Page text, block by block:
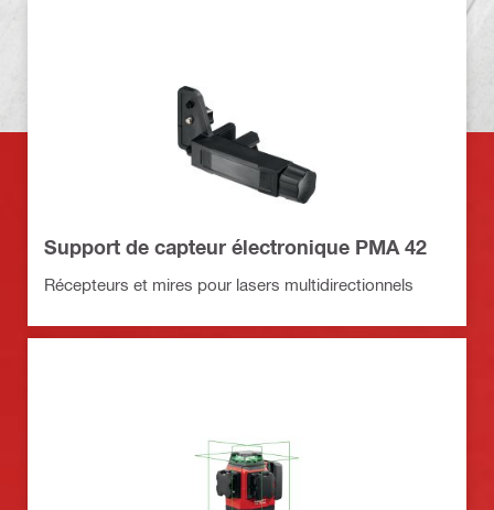
Support de capteur électronique PMA 42
Récepteurs et mires pour lasers multidirectionnels